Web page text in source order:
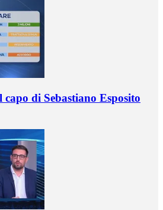
capo di Sebastiano Esposito